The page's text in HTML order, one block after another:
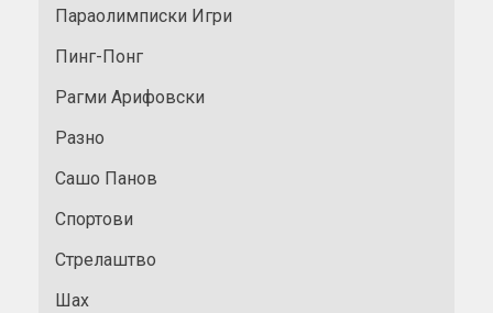
Параолимписки Игри
Пинг-Понг
Рагми Арифовски
Разно
Сашо Панов
Спортови
Стрелаштво
Шах